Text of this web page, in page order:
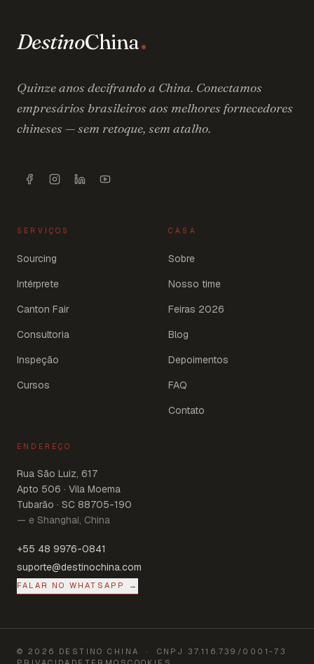
DestinoChina
Quinze anos decifrando a China. Conectamos
empresários brasileiros aos melhores fornecedores
chineses — sem retoque, sem atalho.
SERVIÇOS
Sourcing
Intérprete
Canton Fair
Consultoria
Inspeção
Cursos
CASA
Sobre
Nosso time
Feiras 2026
Blog
Depoimentos
FAQ
Contato
ENDEREÇO
Rua São Luiz, 617
Apto 506 · Vila Moema
Tubarão · SC 88705-190
— e Shanghai, China
+55 48 9976-0841
suporte@destinochina.com
FALAR NO WHATSAPP →
© 2026 DESTINO CHINA · CNPJ 37.116.739/0001-73